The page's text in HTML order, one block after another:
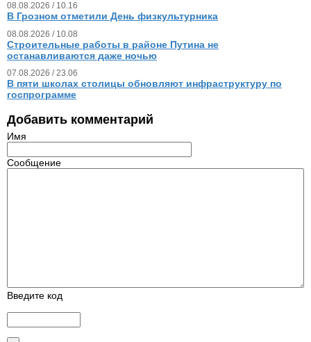
08.08.2026 / 10.16
В Грозном отметили День физкультурника
08.08.2026 / 10.08
Строительные работы в районе Путина не
останавливаются даже ночью
07.08.2026 / 23.06
В пяти школах столицы обновляют инфраструктуру по
госпрограмме
Добавить комментарий
Имя
Сообщение
Введите код